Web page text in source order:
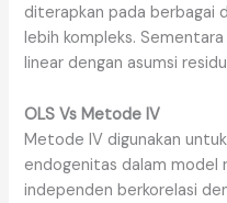
diterapkan pada berbagai
lebih kompleks.
linear dengan asumsi
OLS Vs Metode IV
Metode IV digunakan
endogenitas dalam model
independen berkorelasi